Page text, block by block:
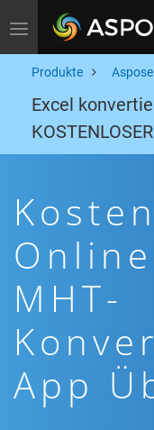
Toggle navigation
Produkte
Excel
MHT-
App